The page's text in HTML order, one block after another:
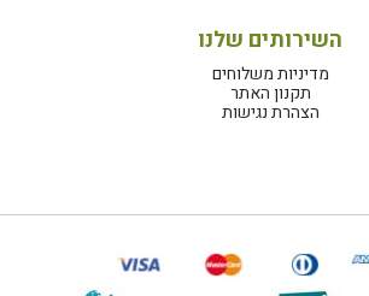
השירותים שלנו
מדיניות משלוחים
תקנון האתר
הצהרת נגישות